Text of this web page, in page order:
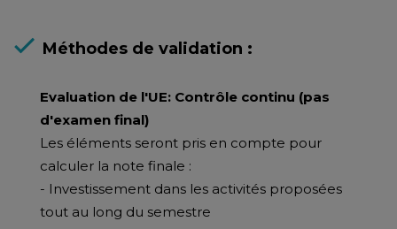
Méthodes de validation :
Evaluation de l'UE: Contrôle continu (pas
d'examen final)
Les éléments seront pris en compte pour
calculer la note finale :
- Investissement dans les activités proposées
tout au long du semestre